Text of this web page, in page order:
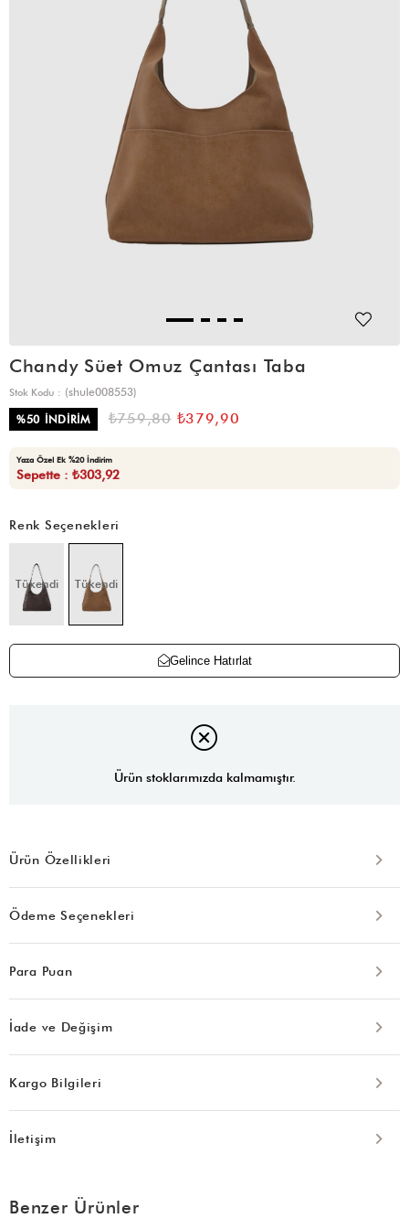
Chandy Süet Omuz Çantası Taba
Stok Kodu
(shule008553)
%50 İNDIRIM ₺759,80 ₺379,90
Yaza Özel Ek %20 İndirim
Sepette : ₺303,92
Renk Seçenekleri
Tükendi Tükendi
Gelince Hatırlat
Ürün stoklarımızda kalmamıştır.
Ürün Özellikleri
Ödeme Seçenekleri
Para Puan
İade ve Değişim
Kargo Bilgileri
İletişim
Benzer Ürünler